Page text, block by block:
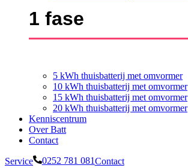
1 fase
5 kWh thuisbatterij met omvormer
10 kWh thuisbatterij met omvormer
15 kWh thuisbatterij met omvormer
20 kWh thuisbatterij met omvormer
Kenniscentrum
Over Batt
Contact
Service 0252 781 081Contact